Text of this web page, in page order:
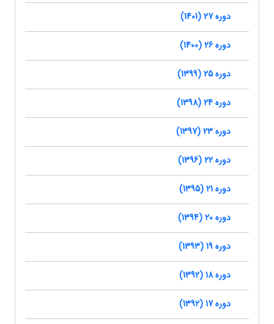
دوره 27 (1401)
دوره 26 (1400)
دوره 25 (1399)
دوره 24 (1398)
دوره 23 (1397)
دوره 22 (1396)
دوره 21 (1395)
دوره 20 (1394)
دوره 19 (1393)
دوره 18 (1392)
دوره 17 (1392)